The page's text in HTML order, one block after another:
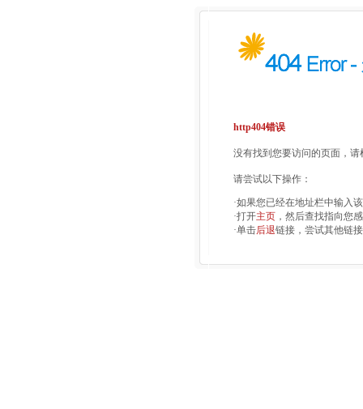
http404错误
没有找到您要访问的页面，
请尝试以下操作：
·如果您已经在地址栏中输入
·打开主页 ，然后查找指向您
·单击后退链接，尝试其他链